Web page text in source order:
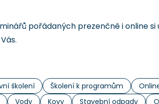
pořádaných prezenčně i online
školení Školení k programům
Vody Kovy Stavební odpady